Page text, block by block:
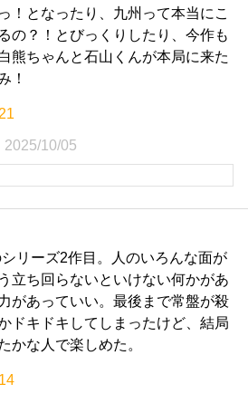
！となったり、九州って本当にこ
の？！とびっくりしたり、今作も
熊ちゃんと石山くんが本局に来た
！
2025/10/05
リーズ2作目。人のいろんな面が
立ち回らないといけない何かがあ
があっていい。最後まで常盤が殺
ドキドキしてしまったけど、結局
かな人で楽しめた。